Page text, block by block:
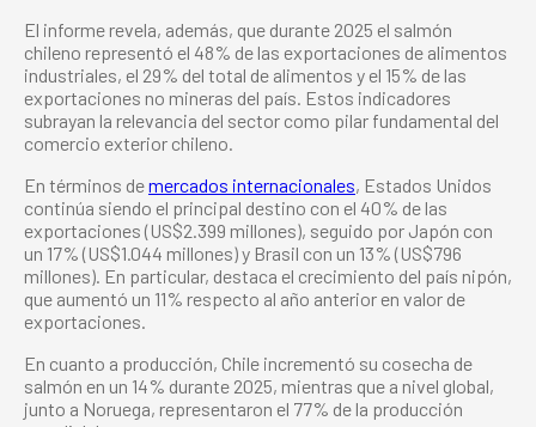
El informe revela, además, que durante 2025 el salmón
chileno representó el 48% de las exportaciones de alimentos
industriales, el 29% del total de alimentos y el 15% de las
exportaciones no mineras del país. Estos indicadores
subrayan la relevancia del sector como pilar fundamental del
comercio exterior chileno.
En términos demercados internacionales, Estados Unidos
continúa siendo el principal destino con el 40% de las
exportaciones (US$2.399 millones), seguido por Japón con
un 17% (US$1.044 millones) y Brasil con un 13% (US$796
millones). En particular, destaca el crecimiento del país nipón,
que aumentó un 11% respecto al año anterior en valor de
exportaciones.
En cuanto a producción, Chile incrementó su cosecha de
salmón en un 14% durante 2025, mientras que a nivel global,
junto a Noruega, representaron el 77% de la producción